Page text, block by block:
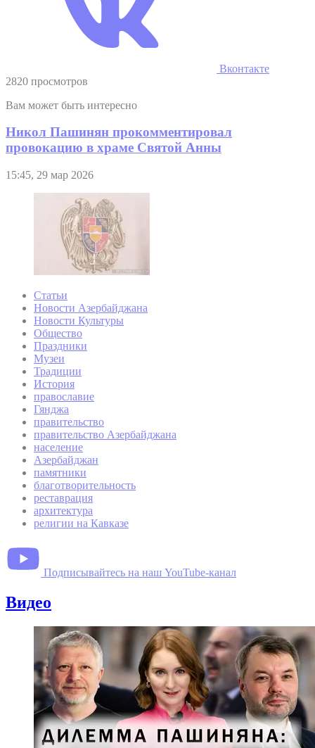
Вконтакте
2820 просмотров
Вам может быть интересно
Никол Пашинян прокомментировал
провокацию в храме Святой Анны
15:45, 29 мар 2026
Статьи
Новости Азербайджана
Новости Культуры
Общество
Праздники
Музеи
Традиции
История
православие
Гянджа
правительство
правительство Азербайджана
население
Азербайджан
памятники
благотворительность
реставрация
архитектура
религии на Кавказе
Подписывайтесь на наш YouTube-канал
Видео